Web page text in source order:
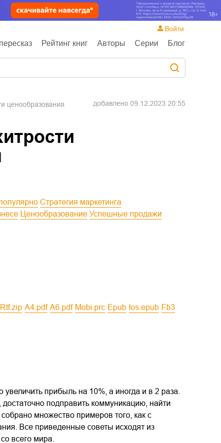
Рейтинг книг Авторы Серии Блог
Войти
ценообразования добавлено 09.12.2023 20:55
популярно
Стратегия маркетинга
Ценообразование
Успешные продажи
rtf.zip a4.pdf a6.pdf mobi.prc epub ios.epub fb3
прибыль на 10%, а иногда и в 2 раза.
подправить коммуникацию, найти
множество примеров того, как с
Все приведенные советы исходят из
всего мира.